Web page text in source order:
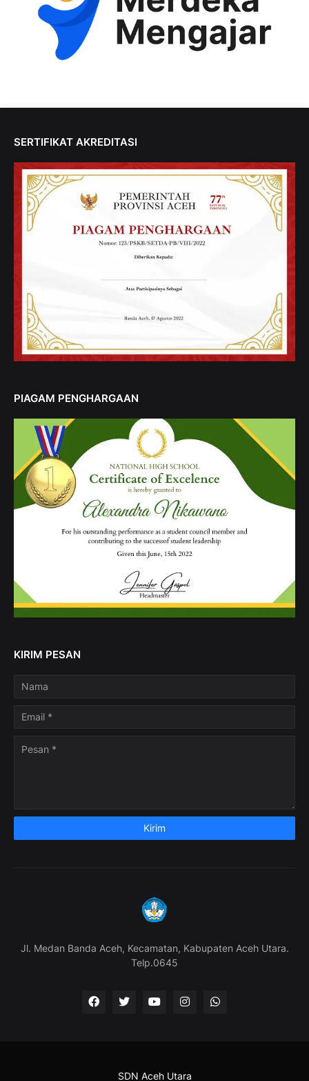
SERTIFIKAT AKREDITASI
PIAGAM PENGHARGAAN
KIRIM PESAN
Jl. Medan Banda Aceh, Kecamatan, Kabupaten Aceh Utara.
Telp.0645
SDN Aceh Utara